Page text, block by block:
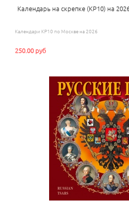
Календарь на скрепке (КР10) на
Календари КР10 по Москве на 2026
250.00 руб